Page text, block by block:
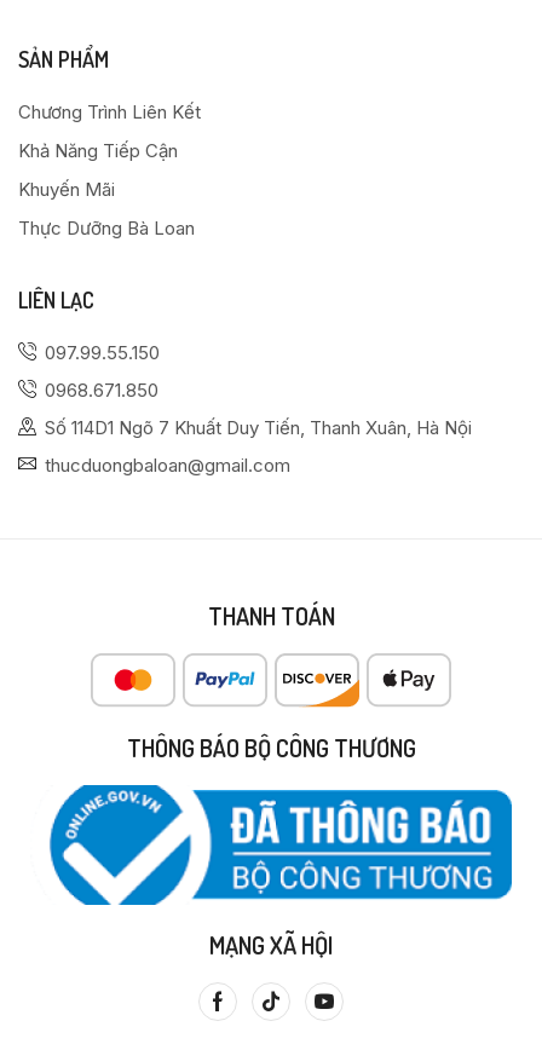
SẢN PHẨM
Chương Trình Liên Kết
Khả Năng Tiếp Cận
Khuyến Mãi
Thực Dưỡng Bà Loan
LIÊN LẠC
097.99.55.150
0968.671.850
Số 114D1 Ngõ 7 Khuất Duy Tiến, Thanh Xuân, Hà Nội
thucduongbaloan@gmail.com
THANH TOÁN
THÔNG BÁO BỘ CÔNG THƯƠNG
MẠNG XÃ HỘI